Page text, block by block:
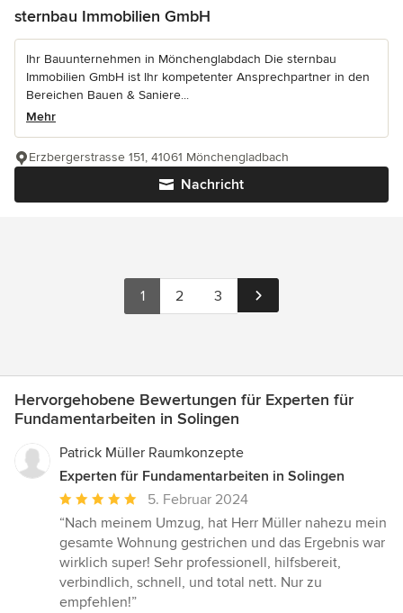
sternbau Immobilien GmbH
Ihr Bauunternehmen in Mönchenglabdach Die sternbau
Immobilien GmbH ist Ihr kompetenter Ansprechpartner in den
Bereichen Bauen & Saniere...
Mehr
Nachricht
Erzbergerstrasse 151, 41061 Mönchengladbach
1 2 3
Hervorgehobene Bewertungen für Experten für
Fundamentarbeiten in Solingen
Patrick Müller Raumkonzepte
Experten für Fundamentarbeiten in Solingen
Durchschnittliche
Bewertung:
5
von
5
Sternen
5. Februar 2024
“Nach meinem Umzug, hat Herr Müller nahezu mein
gesamte Wohnung gestrichen und das Ergebnis war
wirklich super! Sehr professionell, hilfsbereit,
verbindlich, schnell, und total nett. Nur zu
empfehlen!”